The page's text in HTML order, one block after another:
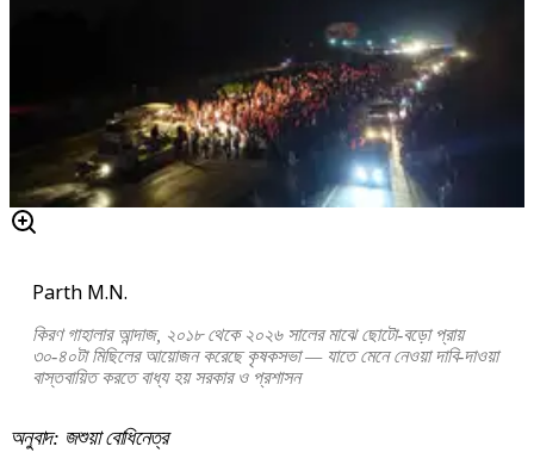
Parth M.N.
কিরণ গাহালার আন্দাজ, ২০১৮ থেকে ২০২৬ সালের মাঝে ছোটো-বড়ো প্রায়
৩০-৪০টা মিছিলের আয়োজন করেছে কৃষকসভা — যাতে মেনে নেওয়া দাবি-দাওয়া
বাস্তবায়িত করতে বাধ্য হয় সরকার ও প্রশাসন
অনুবাদ: জশুয়া বোধিনেত্র